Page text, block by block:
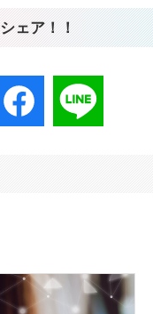
ェア！！